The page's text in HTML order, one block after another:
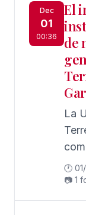
Dec
01
00:36
El
de
La
🕐
📷 1